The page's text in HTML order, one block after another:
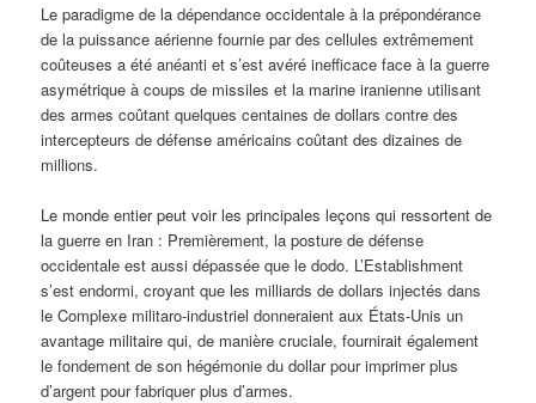
Le paradigme de la dépendance occidentale à la prépondérance
de la puissance aérienne fournie par des cellules extrêmement
coûteuses a été anéanti et s’est avéré inefficace face à la guerre
asymétrique à coups de missiles et la marine iranienne utilisant
des armes coûtant quelques centaines de dollars contre des
intercepteurs de défense américains coûtant des dizaines de
millions.
Le monde entier peut voir les principales leçons qui ressortent de
la guerre en Iran : Premièrement, la posture de défense
occidentale est aussi dépassée que le dodo. L’Establishment
s’est endormi, croyant que les milliards de dollars injectés dans
le Complexe militaro-industriel donneraient aux États-Unis un
avantage militaire qui, de manière cruciale, fournirait également
le fondement de son hégémonie du dollar pour imprimer plus
d’argent pour fabriquer plus d’armes.